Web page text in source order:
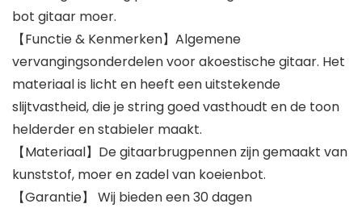
bot gitaar moer.
【Functie & Kenmerken】Algemene
vervangingsonderdelen voor akoestische gitaar. Het
materiaal is licht en heeft een uitstekende
slijtvastheid, die je string goed vasthoudt en de toon
helderder en stabieler maakt.
【Materiaal】De gitaarbrugpennen zijn gemaakt van
kunststof, moer en zadel van koeienbot.
【Garantie】 Wij bieden een 30 dagen